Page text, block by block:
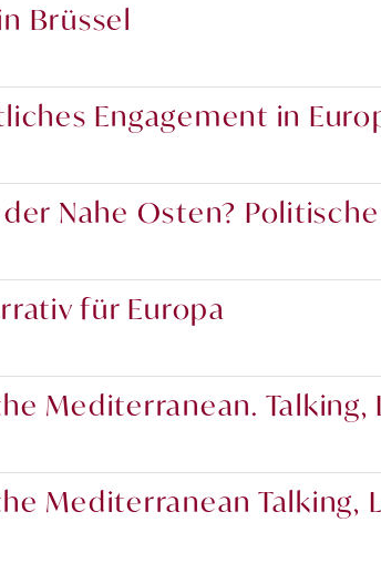
Brüssel
Engagement in
Nahe Osten?
für Europa
Mediterranean. Talking,
Mediterranean Talking,